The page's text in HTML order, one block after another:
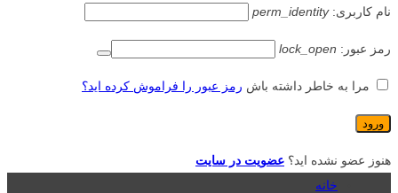
نام کاربری:perm_identity
رمز عبور: lock_open
مرا به خاطر داشته باش رمز عبور را فراموش کرده اید؟
هنوز عضو نشده اید؟ عضویت در سایت
خانه